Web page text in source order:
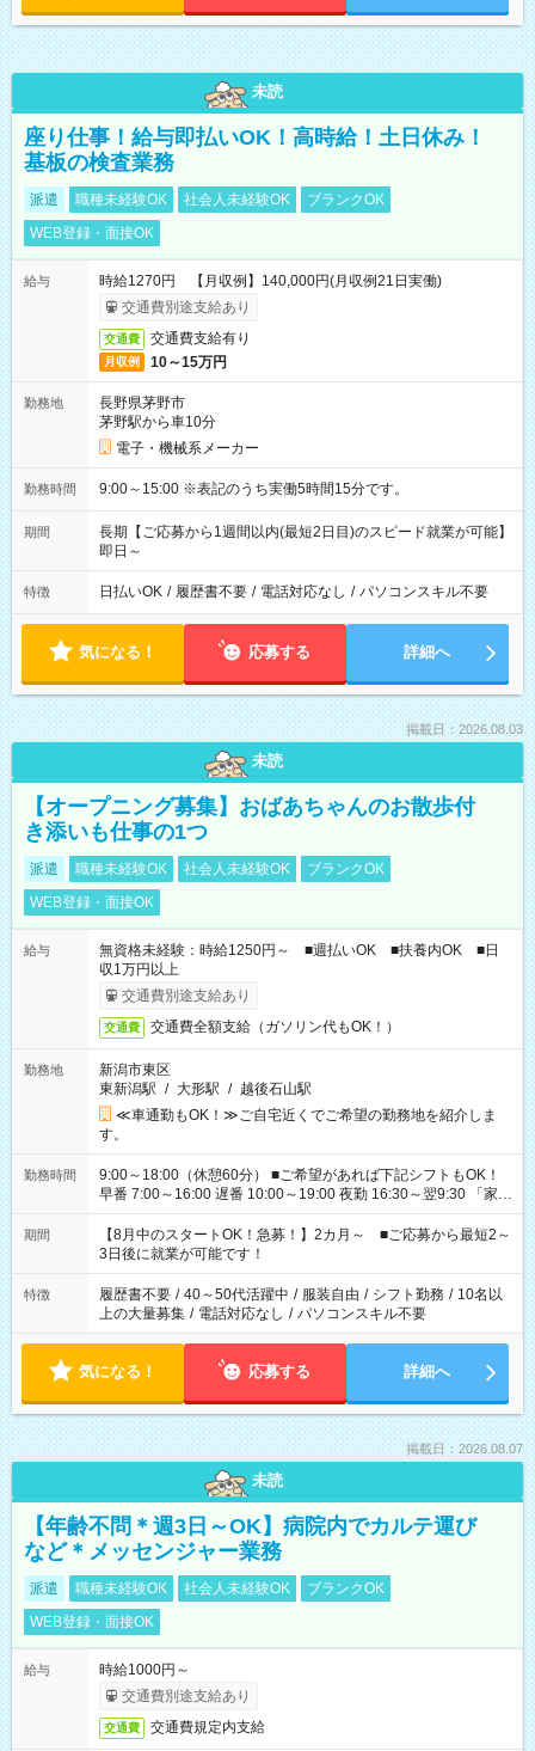
未読
座り仕事！給与即払いOK！高時給！土日休み！
基板の検査業務
派遣 職種未経験OK 社会人未経験OK
ブランクOK
WEB登録・面接OK
給与
時給1270円 【月収例】140,000円(月収例21日実働)
交通費別途支給あり
交通費 交通費支給有り
月収例 10～15万円
勤務地
長野県茅野市
茅野駅から車10分
電子・機械系メーカー
勤務時間 9:00～15:00 ※表記のうち実働5時間15分です。
期間
長期【ご応募から1週間以内(最短2日目)のスピード就業が可能】
即日～
特徴 日払いOK / 履歴書不要 / 電話対応なし / パソコンスキル不要
気になる！ 応募する 詳細へ
掲載日：2026.08.03
未読
【オープニング募集】おばあちゃんのお散歩付
き添いも仕事の1つ
派遣 職種未経験OK 社会人未経験OK
ブランクOK
WEB登録・面接OK
給与
無資格未経験：時給1250円～ ■週払いOK ■扶養内OK ■日
収1万円以上
交通費別途支給あり
交通費 交通費全額支給（ガソリン代もOK！）
勤務地
新潟市東区
東新潟駅 / 大形駅 / 越後石山駅
≪車通勤もOK！≫ご自宅近くでご希望の勤務地を紹介しま
す。
勤務時間
9:00～18:00（休憩60分） ■ご希望があれば下記シフトもOK！
早番 7:00～16:00 遅番 10:00～19:00 夜勤 16:30～翌9:30 「家族
と休みを合わせたい」 「余裕を持って夕飯の準備がしたい」
「できれば残業はしたくない」 など、ご希望を教えてください
ね。 ※Wワーク希望の方へ 今ご覧のお仕事で希望する勤務時間
と、もう1つのお仕事の勤務時間。 合計で週40時間を超える場
合は応募できません。
期間
【8月中のスタートOK！急募！】2カ月～ ■ご応募から最短2～
3日後に就業が可能です！
特徴 履歴書不要 / 40～50代活躍中 / 服装自由 / シフト勤務 / 10名以
上の大量募集 / 電話対応なし / パソコンスキル不要
気になる！ 応募する 詳細へ
掲載日：2026.08.07
未読
【年齢不問＊週3日～OK】病院内でカルテ運び
など＊メッセンジャー業務
派遣 職種未経験OK 社会人未経験OK
ブランクOK
WEB登録・面接OK
給与
時給1000円～
交通費別途支給あり
交通費 交通費規定内支給